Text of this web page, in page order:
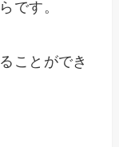
です。
ことができ